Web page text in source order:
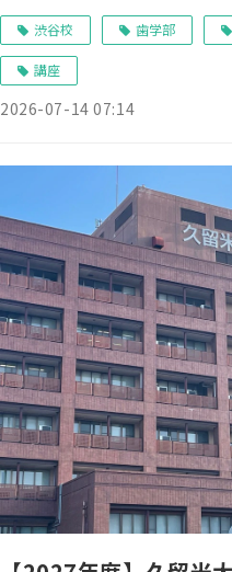
渋谷校 歯学部
講座
2026-07-14 07:14